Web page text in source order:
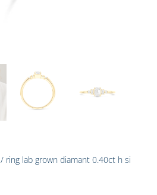
/ ring lab grown diamant 0.40ct h si